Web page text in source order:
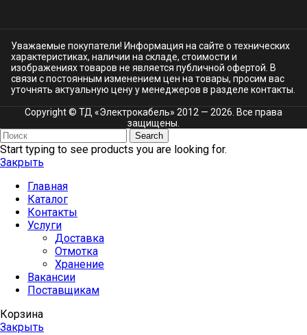
Уважаемые покупатели! Информация на сайте о технических
характеристиках, наличии на складе, стоимости и
изображениях товаров не является публичной офертой. В
связи с постоянным изменением цен на товары, просим вас
уточнять актуальную цену у менеджеров в разделе контакты.
Copyright © ТД «Электрокабель»​ 2012 — 2026. Все права
защищены.
Search
Start typing to see products you are looking for.
Закрыть
Главная
Каталог
Контакты
Услуги
Доставка
Отмотка
Хранение
Вакансии
Поставщикам
Корзина
Закрыть